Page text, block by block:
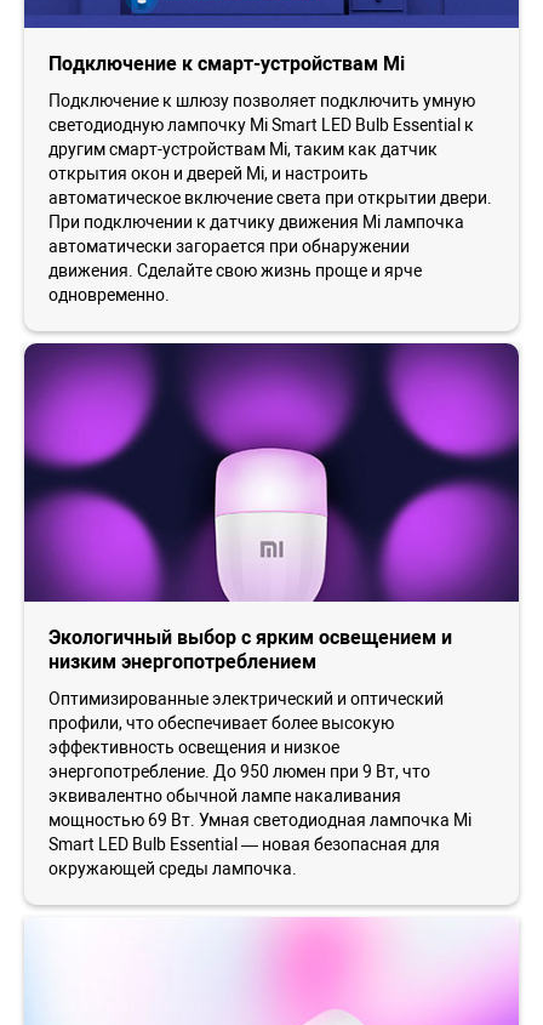
Подключение к смарт-устройствам Mi
Подключение к шлюзу позволяет подключить умную
светодиодную лампочку Mi Smart LED Bulb Essential к
другим смарт-устройствам Mi, таким как датчик
открытия окон и дверей Mi, и настроить
автоматическое включение света при открытии двери.
При подключении к датчику движения Mi лампочка
автоматически загорается при обнаружении
движения. Сделайте свою жизнь проще и ярче
одновременно.
Экологичный выбор с ярким освещением и
низким энергопотреблением
Оптимизированные электрический и оптический
профили, что обеспечивает более высокую
эффективность освещения и низкое
энергопотребление. До 950 люмен при 9 Вт, что
эквивалентно обычной лампе накаливания
мощностью 69 Вт. Умная светодиодная лампочка Mi
Smart LED Bulb Essential — новая безопасная для
окружающей среды лампочка.